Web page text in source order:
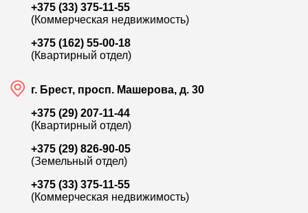
+375 (33) 375-11-55
(Коммерческая недвижимость)
+375 (162) 55-00-18
(Квартирный отдел)
г. Брест, просп. Машерова, д. 30
+375 (29) 207-11-44
(Квартирный отдел)
+375 (29) 826-90-05
(Земельный отдел)
+375 (33) 375-11-55
(Коммерческая недвижимость)